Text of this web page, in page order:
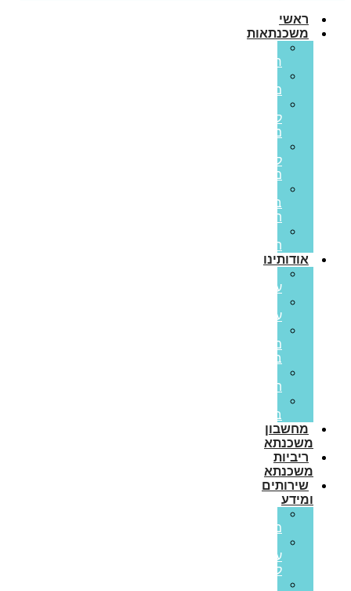
ראשי
משכנתאות
חדשה
משכנתא
לכל
מטרה
לנכס
מסחרי
בערבות
המדינה
הפוכה
אודותינו
עלינו
עלינו
משכנתאות
בתקשורת
הצלחה
בפריים
מחשבון
משכנתא
ריביות
משכנתא
שירותים
ומידע
משכנתא
עצמי
למשכנתא